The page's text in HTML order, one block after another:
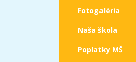
Fotogaléria
Naša škola
Poplatky MŠ